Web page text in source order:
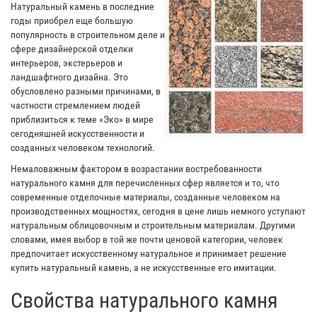
Натуральный камень в последние
годы приобрел еще большую
популярность в строительном деле и
сфере дизайнерской отделки
интерьеров, экстерьеров и
ландшафтного дизайна. Это
обусловлено разными причинами, в
частности стремлением людей
приблизиться к теме «Эко» в мире
сегодняшней искусственности и
созданных человеком технологий.
Немаловажным фактором в возрастании востребованности
натурального камня для перечисленных сфер является и то, что
современные отделочные материалы, созданные человеком на
производственных мощностях, сегодня в цене лишь немного уступают
натуральным облицовочным и строительным материалам. Другими
словами, имея выбор в той же почти ценовой категории, человек
предпочитает искусственному натуральное и принимает решение
купить натуральный камень, а не искусственные его имитации.
Свойства натурального камня